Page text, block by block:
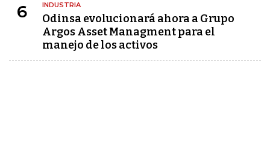
6 INDUSTRIA
Odinsa evolucionará ahora a Grupo
Argos Asset Managment para el
manejo de los activos